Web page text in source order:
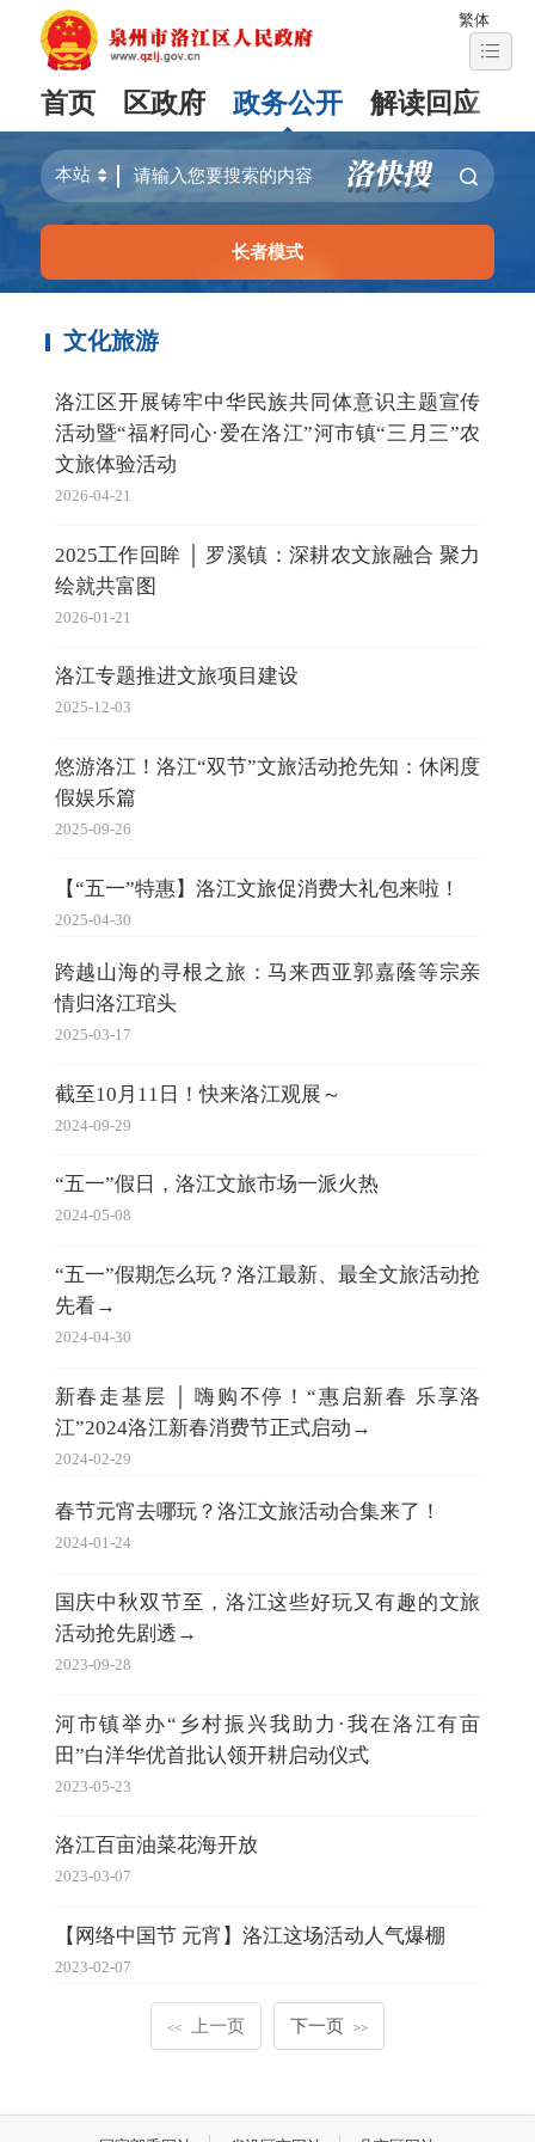
繁体
首页 区政府 政务公开 解读回应
长者模式
文化旅游
洛江区开展铸牢中华民族共同体意识主题宣传
活动暨“福籽同心·爱在洛江”河市镇“三月三”农
文旅体验活动
2026-04-21
2025工作回眸 │ 罗溪镇：深耕农文旅融合 聚力
绘就共富图
2026-01-21
洛江专题推进文旅项目建设
2025-12-03
悠游洛江！洛江“双节”文旅活动抢先知：休闲度
假娱乐篇
2025-09-26
【“五一”特惠】洛江文旅促消费大礼包来啦！
2025-04-30
跨越山海的寻根之旅：马来西亚郭嘉蔭等宗亲
情归洛江琯头
2025-03-17
截至10月11日！快来洛江观展～
2024-09-29
“五一”假日，洛江文旅市场一派火热
2024-05-08
“五一”假期怎么玩？洛江最新、最全文旅活动抢
先看→
2024-04-30
新春走基层 │ 嗨购不停！“惠启新春 乐享洛
江”2024洛江新春消费节正式启动→
2024-02-29
春节元宵去哪玩？洛江文旅活动合集来了！
2024-01-24
国庆中秋双节至，洛江这些好玩又有趣的文旅
活动抢先剧透→
2023-09-28
河市镇举办“乡村振兴我助力·我在洛江有亩
田”白洋华优首批认领开耕启动仪式
2023-05-23
洛江百亩油菜花海开放
2023-03-07
【网络中国节 元宵】洛江这场活动人气爆棚
2023-02-07
<< 上一页 下一页 >>